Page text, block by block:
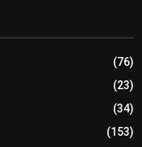
(76)
(23)
(34)
(153)